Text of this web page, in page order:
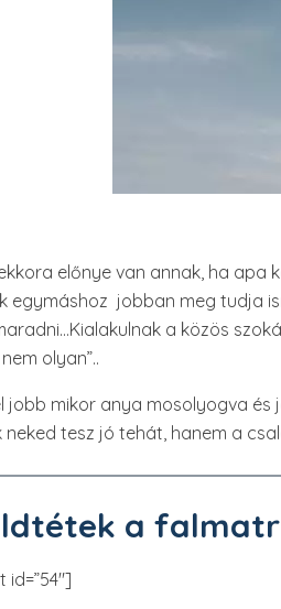
előnye van annak, ha apa
egymáshoz jobban meg tudja
a közös
olyan”..
jobb mikor anya mosolyogva
neked tesz jó tehát, hanem a
a